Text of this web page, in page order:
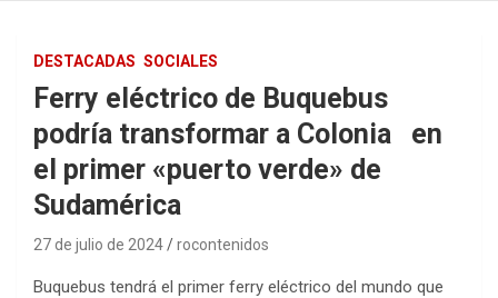
DESTACADAS SOCIALES
Ferry eléctrico de Buquebus
podría transformar a Colonia en
el primer «puerto verde» de
Sudamérica
27 de julio de 2024 rocontenidos
Buquebus tendrá el primer ferry eléctrico del mundo que